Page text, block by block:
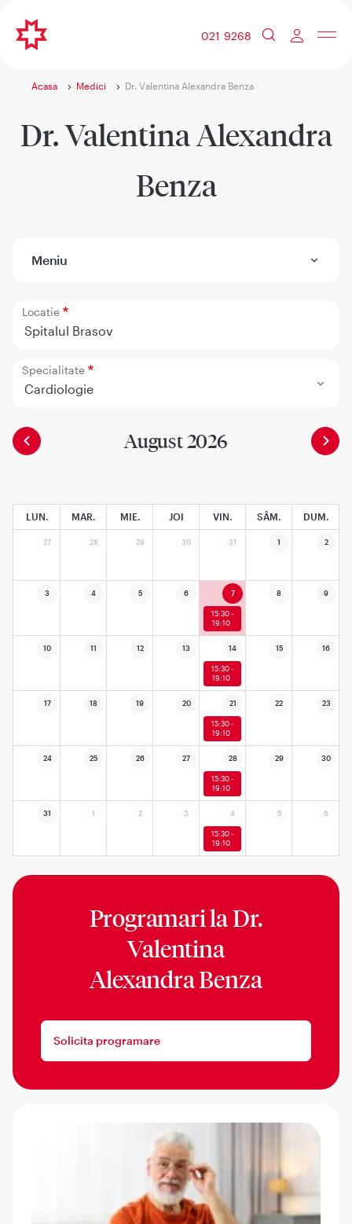
021 9268
Acasa Medici Dr. Valentina Alexandra Benza
Dr. Valentina Alexandra
Benza
Meniu
Locatie
Spitalul Brasov
Specialitate
Cardiologie
August 2026
LUN. MAR. MIE. JOI VIN. SÂM. DUM.
27 28 29 30 31 1 2
3 4 5 6 7 8 9
15:30 -
19:10
10 11 12 13 14 15 16
15:30 -
19:10
17 18 19 20 21 22 23
15:30 -
19:10
24 25 26 27 28 29 30
15:30 -
19:10
31 1 2 3 4 5 6
15:30 -
19:10
Programari laDr.
Valentina
Alexandra Benza
Solicita programare